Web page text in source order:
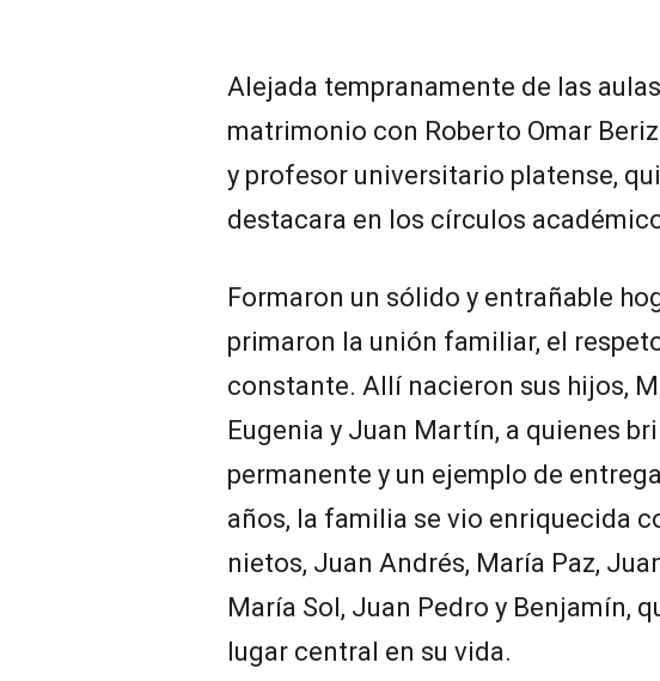
Alejada tempranamente de las
matrimonio con Roberto Omar
y profesor universitario platense,
destacara en los círculos
Formaron un sólido y entrañable
primaron la unión familiar, el
constante. Allí nacieron sus hijos,
Eugenia y Juan Martín, a quienes
permanente y un ejemplo de
años, la familia se vio enriquecida
nietos, Juan Andrés, María Paz,
María Sol, Juan Pedro y Benjamín,
lugar central en su vida.